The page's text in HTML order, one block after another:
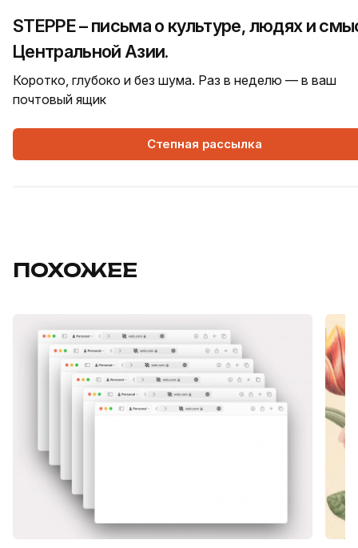
STEPPE – письма о культуре, людях и
Центральной Азии.
Коротко, глубоко и без шума. Раз в неделю — в ваш
почтовый ящик
Степная рассылка
ПОХОЖЕЕ